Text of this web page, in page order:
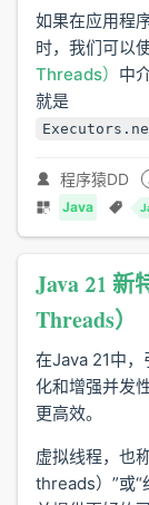
如果在应用程
时，我们可以
Threads） 中
就是
程序猿DD
Java
Java 21 新
Threads）
在Java 21中
化和增强并发
更高效。
虚拟线程，也
threads）”或“